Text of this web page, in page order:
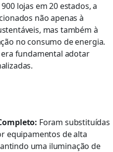
lojas em 20 estados, a
não apenas à
mas também à
no consumo de energia.
fundamental adotar
Foram substituídas
equipamentos de alta
uma iluminação de